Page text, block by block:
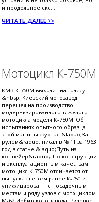
и продольное ско...
ЧИТАТЬ ДАЛЕЕ >>
Мотоцикл К-750М
КМЗ К-750М выходит на трассу
&nbsp; Киевский мотозавод
перешел на производство
модернизированного тяжелого
мотоцикла модели К-750М. Об
испытаниях опытного образца
этой машины журнал &laquo;За
рулем&raquo; писал в № 11 за 1963
год в статье &laquo;Путь на
конвейер&raquo;. По конструкции
и эксплуатационным качествам
мотоцикл К-750М отличается от
выпускавшегося ранее К-750 и
унифицирован по посадочным
местам и ряду узлов с мотоциклом
М-62 Ирбитского завода. Рулевое